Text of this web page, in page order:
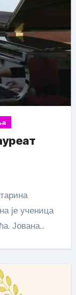
је ученица
Јована…